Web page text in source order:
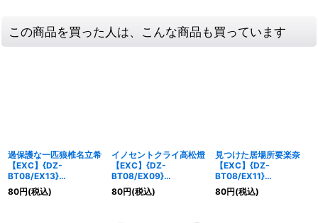
この商品を買った人は、こんな商品も買っています
過保護な一匹狼椎名立希
【EXC】{DZ-
BT08/EX13}
《BanGDream!》
80円(税込)
イノセントクライ高松燈
【EXC】{DZ-
BT08/EX09}
《BanGDream!》
80円(税込)
見つけた居場所要楽奈
【EXC】{DZ-
BT08/EX11}
《BanGDream!》
80円(税込)